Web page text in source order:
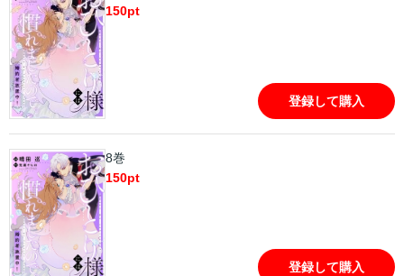
150pt
登録して購入
8巻
150pt
登録して購入